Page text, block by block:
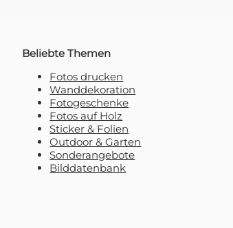
Beliebte Themen
Fotos drucken
Wanddekoration
Fotogeschenke
Fotos auf Holz
Sticker & Folien
Outdoor & Garten
Sonderangebote
Bilddatenbank